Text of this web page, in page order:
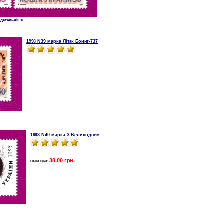
детальніше...
1993 N39 марка Літак Боинг-737
1993 N40 марка З Великоднем
Наша ціна: 38.00 грн.